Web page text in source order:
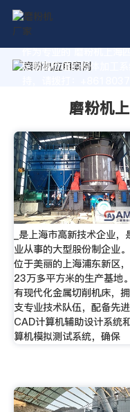
作为专业的 磨粉机上海
定制高价值的粉体加工
磨粉机
_是上海市高新技术企业，
业从事的大型股份制企业
位于美丽的上海浦东新区
23万多平方米的生产基地
有现代化金属切削机床，
支专业技术队伍，配备先
CAD计算机辅助设计系统
算机模拟测试系统，确保